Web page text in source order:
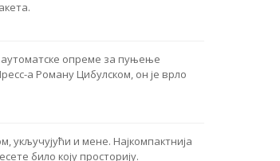
опреме за пуњење
а Роману Цибулском, он је врло
укључујући и мене. Најкомпактнија
било коју просторију.